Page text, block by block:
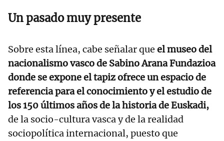
Un pasado muy presente
Sobre esta línea, cabe señalar que el museo del
nacionalismo vasco de Sabino Arana Fundazioa
donde se expone el tapiz ofrece un espacio de
referencia para el conocimiento y el estudio de
los 150 últimos años de la historia de Euskadi,
de la socio-cultura vasca y de la realidad
sociopolítica internacional, puesto que